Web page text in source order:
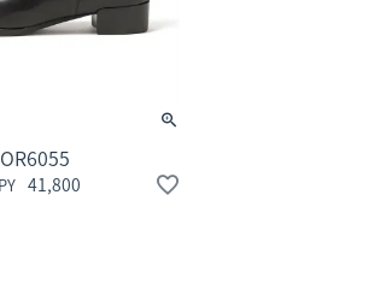
OR6055
41,800